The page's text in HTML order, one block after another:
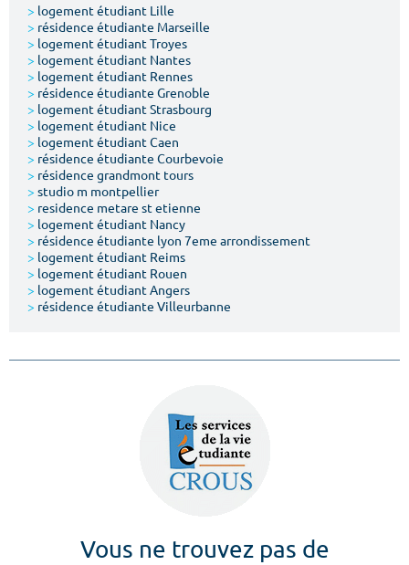
Type de location
Votre date d'entrée
> logement étudiant Lille
> résidence étudiante Marseille
> logement étudiant Troyes
> logement étudiant Nantes
> logement étudiant Rennes
> résidence étudiante Grenoble
> logement étudiant Strasbourg
> logement étudiant Nice
> logement étudiant Caen
> résidence étudiante Courbevoie
> résidence grandmont tours
> studio m montpellier
> residence metare st etienne
> logement étudiant Nancy
> résidence étudiante lyon 7eme arrondissement
> logement étudiant Reims
> logement étudiant Rouen
> logement étudiant Angers
> résidence étudiante Villeurbanne
Vous ne trouvez pas de